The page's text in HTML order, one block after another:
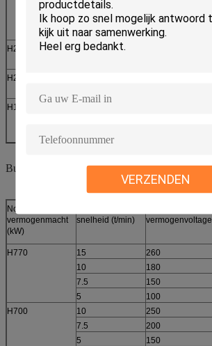
VERZENDEN
0,3
0,2
200
0,1
130
H230
0,2
H210
0,05
H165
0,05
Buitenrotor
Nominaal
vermogenmacht
(kW)
snelheid (t/min)
vermogenvoltage
H770 15 260
10
180
7.5
150
5
100
H700
10 250
7.5
200
5
150